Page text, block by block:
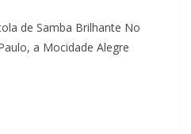
de Samba Brilhante No
a Mocidade Alegre